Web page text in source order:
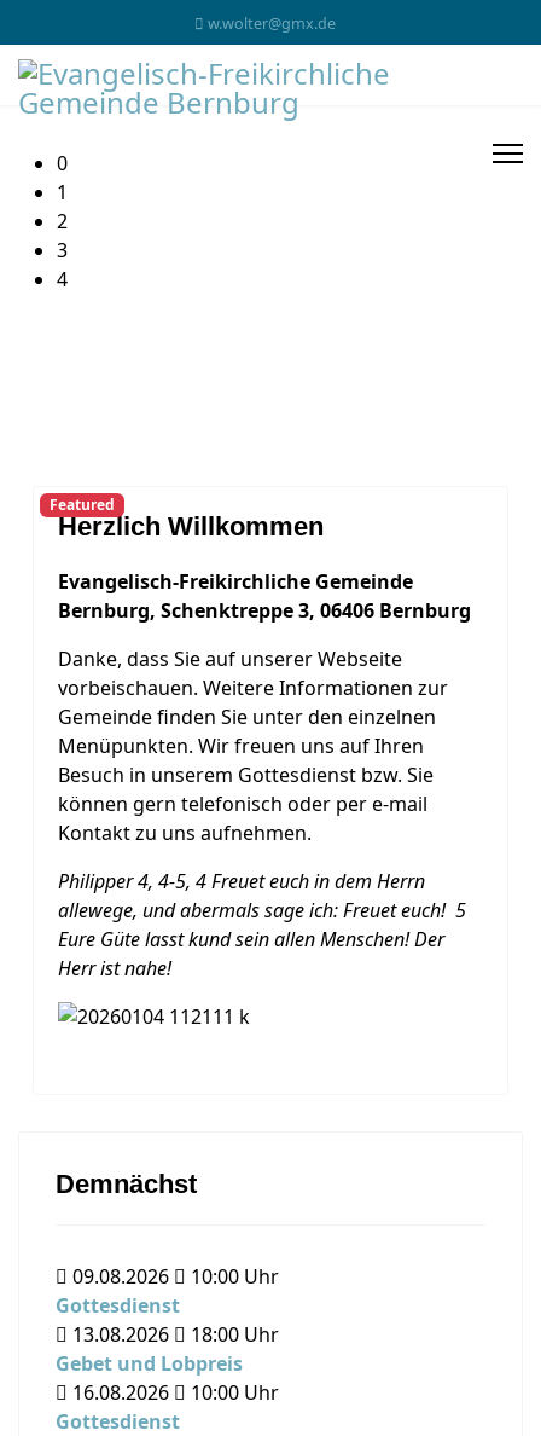
w.wolter@gmx.de
0
1
2
3
4
Featured
Herzlich Willkommen
Evangelisch-Freikirchliche Gemeinde
Bernburg, Schenktreppe 3, 06406 Bernburg
Danke, dass Sie auf unserer Webseite
vorbeischauen. Weitere Informationen zur
Gemeinde finden Sie unter den einzelnen
Menüpunkten. Wir freuen uns auf Ihren
Besuch in unserem Gottesdienst bzw. Sie
können gern telefonisch oder per e-mail
Kontakt zu uns aufnehmen.
Philipper 4, 4-5, 4 Freuet euch in dem Herrn
allewege, und abermals sage ich: Freuet euch! 5
Eure Güte lasst kund sein allen Menschen! Der
Herr ist nahe!
Demnächst
09.08.2026 10:00 Uhr
Gottesdienst
13.08.2026
18:00 Uhr
Gebet und Lobpreis
16.08.2026
10:00 Uhr
Gottesdienst